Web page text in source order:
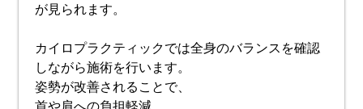
が見られます。
カイロプラクティックでは全身のバランスを確認
しながら施術を行います。
姿勢が改善されることで、
首や肩への負担軽減